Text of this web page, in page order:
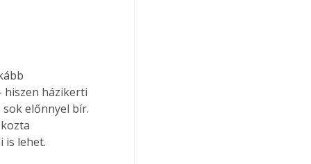
hiszen házikerti
előnnyel bír.
is lehet.